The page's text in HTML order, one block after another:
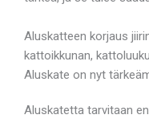
Aluskatteen korjaus
kattoikkunan,
Aluskate on nyt
Aluskatetta tarvitaan